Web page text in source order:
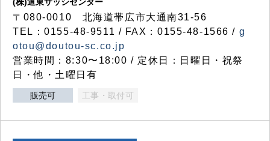
〒080-0010 北海道帯広市大通南31-56
TEL：0155-48-9511 / FAX：0155-48-1566 / g
otou@doutou-sc.co.jp
営業時間：8:30〜18:00 / 定休日：日曜日・祝祭
日・他・土曜日有
販売可 工事・取付可